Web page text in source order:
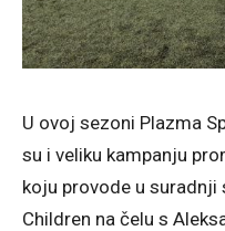
U ovoj sezoni Plazma
su i veliku kampanju
koju provode u suradnji
Children na čelu s